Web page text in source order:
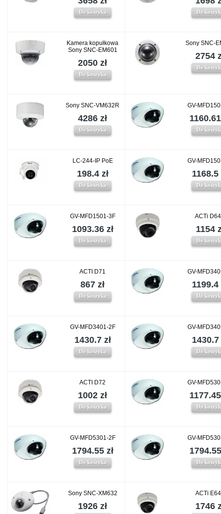
Do koszyka Do
Kamera kopułkowa
Sony SNC-EM601
2050 zł
Do koszyka
Sony SNC-
2754
Do
Sony SNC-VM632R
4286 zł
Do koszyka
GV-
Do
LC-244-IP PoE
198.4 zł
Do koszyka
GV-
1168.5
Do
GV-MFD1501-3F
1093.36 zł
Do koszyka
ACTi
1154
Do
ACTI D71
867 zł
Do koszyka
GV-
1199.4
Do
GV-MFD3401-2F
1430.7 zł
Do koszyka
GV-
1430.7
Do
ACTI D72
1002 zł
Do koszyka
GV-
Do
GV-MFD5301-2F
1794.55 zł
Do koszyka
GV-
Do
Sony SNC-XM632
1926 zł
ACTi
1746